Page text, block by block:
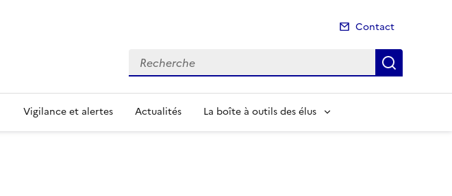
Contact
Recherche
Vigilance et alertes Actualités La boîte à outils des élus